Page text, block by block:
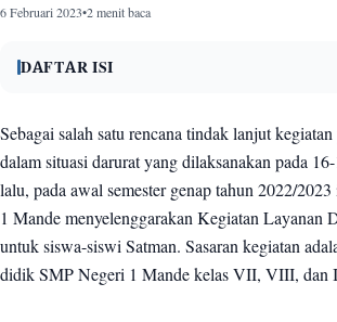
6 Februari 2023•2 menit baca
DAFTAR ISI
1 Jadwal dan Materi Kegiatan
2 Fasilitator
Galeri Kegiatan LDP Satman
Sebagai salah satu rencana tindak lanjut
dalam situasi darurat yang dilaksanakan pada
lalu, pada awal semester genap tahun 2022/
1 Mande menyelenggarakan Kegiatan Layanan
untuk siswa-siswi Satman. Sasaran kegiatan
didik SMP Negeri 1 Mande kelas VII, VIII, dan